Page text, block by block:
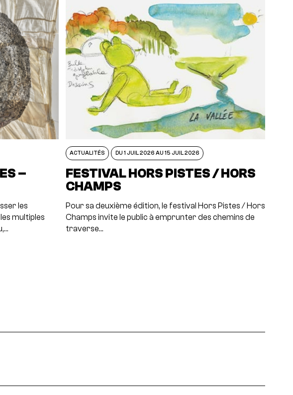
–
les
multiples
ACTUALITÉS DU 1 JUIL 2026 AU 15 JUIL 2026
FESTIVAL HORS PISTES / HORS
CHAMPS
Pour sa deuxième édition, le festival Hors Pistes / Hors
Champs invite le public à emprunter des chemins de
traverse…